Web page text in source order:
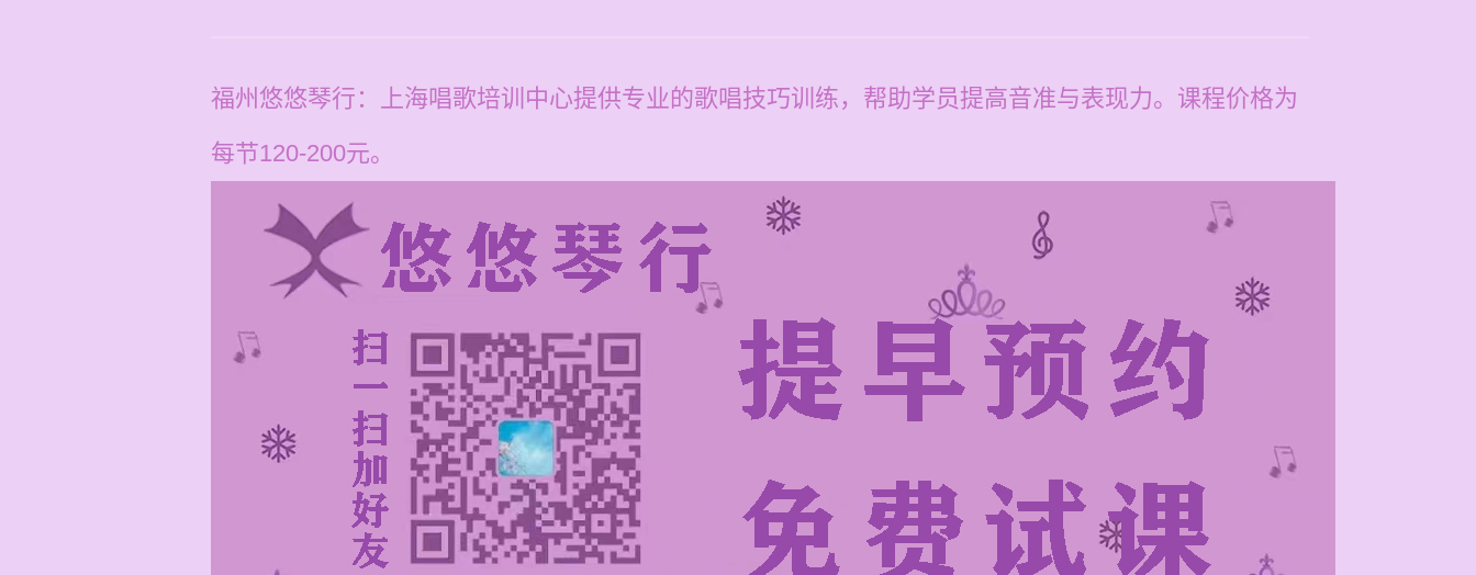
福州悠悠琴行：上海唱歌培训中心提供专业的歌唱技巧训练，帮助学员提高音准与表现力。课程价格为
每节120-200元。